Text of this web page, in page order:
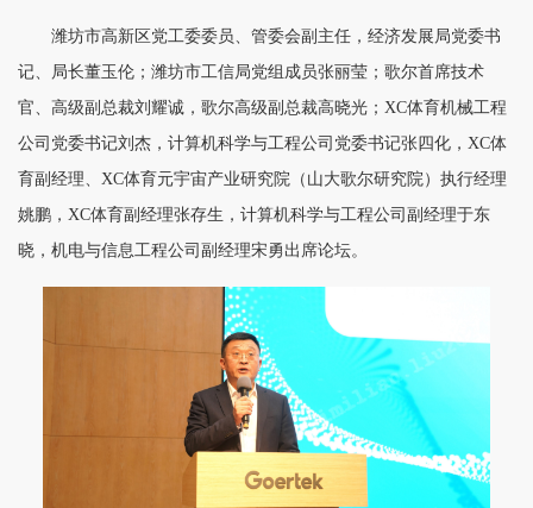
潍坊市高新区党工委委员、管委会副主任，经济发展局党委书
记、局长董玉伦；潍坊市工信局党组成员张丽莹；歌尔首席技术
官、高级副总裁刘耀诚，歌尔高级副总裁高晓光；XC体育机械工程
公司党委书记刘杰，计算机科学与工程公司党委书记张四化，XC体
育副经理、XC体育元宇宙产业研究院（山大歌尔研究院）执行经理
姚鹏，XC体育副经理张存生，计算机科学与工程公司副经理于东
晓，机电与信息工程公司副经理宋勇出席论坛。